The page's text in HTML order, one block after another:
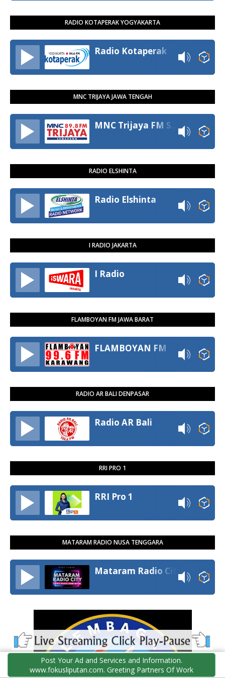
RADIO KOTAPERAK YOGYAKARTA
Radio Kotaperak
MNC TRIJAYA JAWA TENGAH
RADIO ELSHINTA
Radio Elshinta
I RADIO JAKARTA
I Radio
FLAMBOYAN FM JAWA BARAT
FLAMBOYAN FM
RADIO AR BALI DENPASAR
Radio AR Bali
RRI PRO 1
RRI Pro 1
MATARAM RADIO NUSA TENGGARA
Mataram Radio City
Post Your Ad and Services and Information.
www.fokusliputan.com. Greeting Partners Of Work